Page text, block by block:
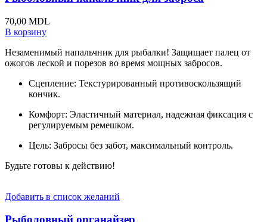
70,00 MDL
В корзину
Незаменимый напальчник для рыбалки! Защищает палец от
ожогов леской и порезов во время мощных забросов.
Сцепление: Текстурированный противоскользящий
кончик.
Комфорт: Эластичный материал, надежная фиксация с
регулируемым ремешком.
Цель: Забросы без забот, максимальный контроль.
Будьте готовы к действию!
Добавить в список желаний
Рыболовный органайзер